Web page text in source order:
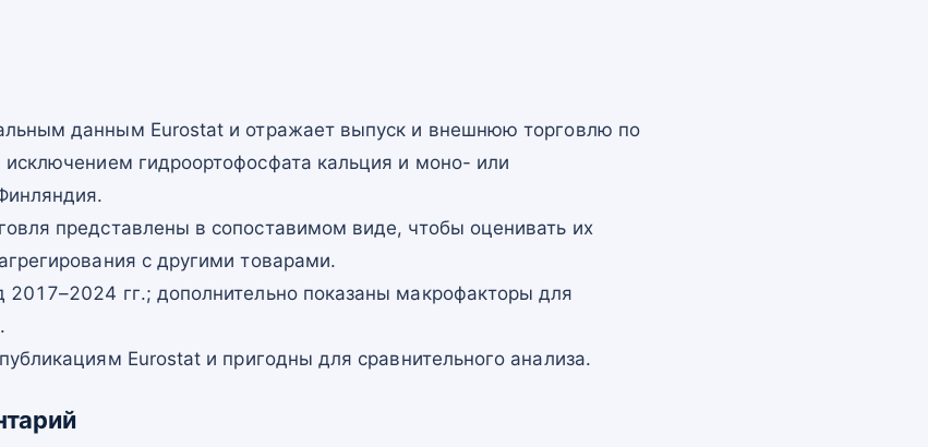
данным Eurostat и отражает выпуск и внешнюю торговлю по
гидроортофосфата кальция и моно- или
представлены в сопоставимом виде, чтобы оценивать их
с другими товарами.
гг.; дополнительно показаны макрофакторы для
Eurostat и пригодны для сравнительного анализа.